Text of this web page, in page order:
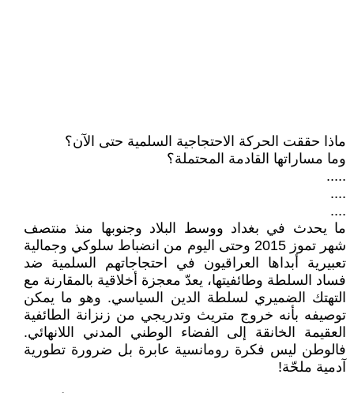
ماذا حققت الحركة الاحتجاجية السلمية حتى الآن؟
وما مساراتها القادمة المحتملة؟
.....
....
....
ما يحدث في بغداد ووسط البلاد وجنوبها منذ منتصف
شهر تموز 2015 وحتى اليوم من انضباط سلوكي وجمالية
تعبيرية أبداها العراقيون في احتجاجاتهم السلمية ضد
فساد السلطة وطائفيتها، يعدّ معجزة أخلاقية بالمقارنة مع
التهتك الضميري لسلطة الدين السياسي. وهو ما يمكن
توصيفه بأنه خروج متريث وتدريجي من زنزانة الطائفية
العقيمة الخانقة إلى الفضاء الوطني المدني اللانهائي.
فالوطن ليس فكرة رومانسية عابرة بل ضرورة تطورية
آدمية ملحّة!